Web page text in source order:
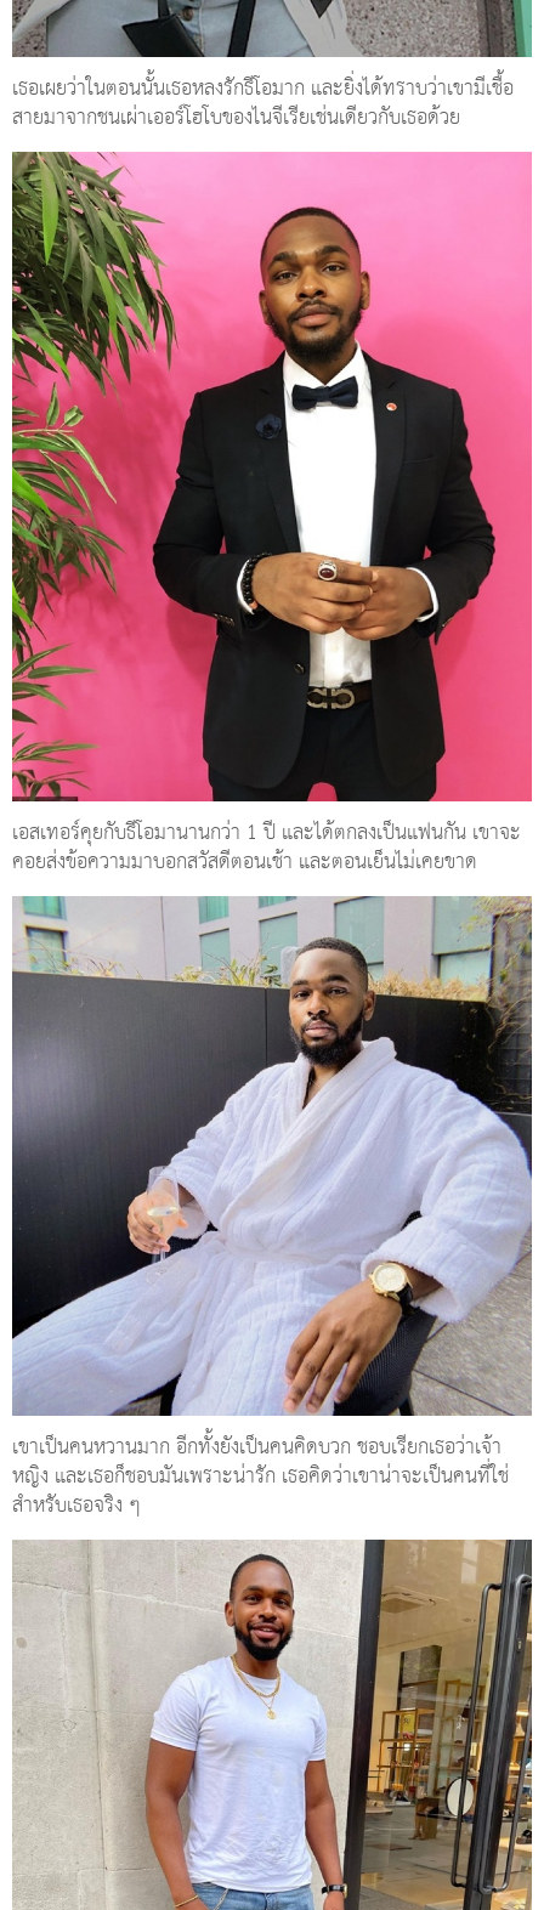
เธอเผยว่าในตอนนั้นเธอหลงรักธีโอมาก และยิ่งได้ทราบว่าเขามีเชื้อ
สายมาจากชนเผ่าเออร์โฮโบของไนจีเรียเช่นเดียวกับเธอด้วย
เอสเทอร์คุยกับธีโอมานานกว่า 1 ปี และได้ตกลงเป็นแฟนกัน เขาจะ
คอยส่งข้อความมาบอกสวัสดีตอนเช้า และตอนเย็นไม่เคยขาด
เขาเป็นคนหวานมาก อีกทั้งยังเป็นคนคิดบวก ชอบเรียกเธอว่าเจ้า
หญิง และเธอก็ชอบมันเพราะน่ารัก เธอคิดว่าเขาน่าจะเป็นคนที่ใช่
สำหรับเธอจริง ๆ